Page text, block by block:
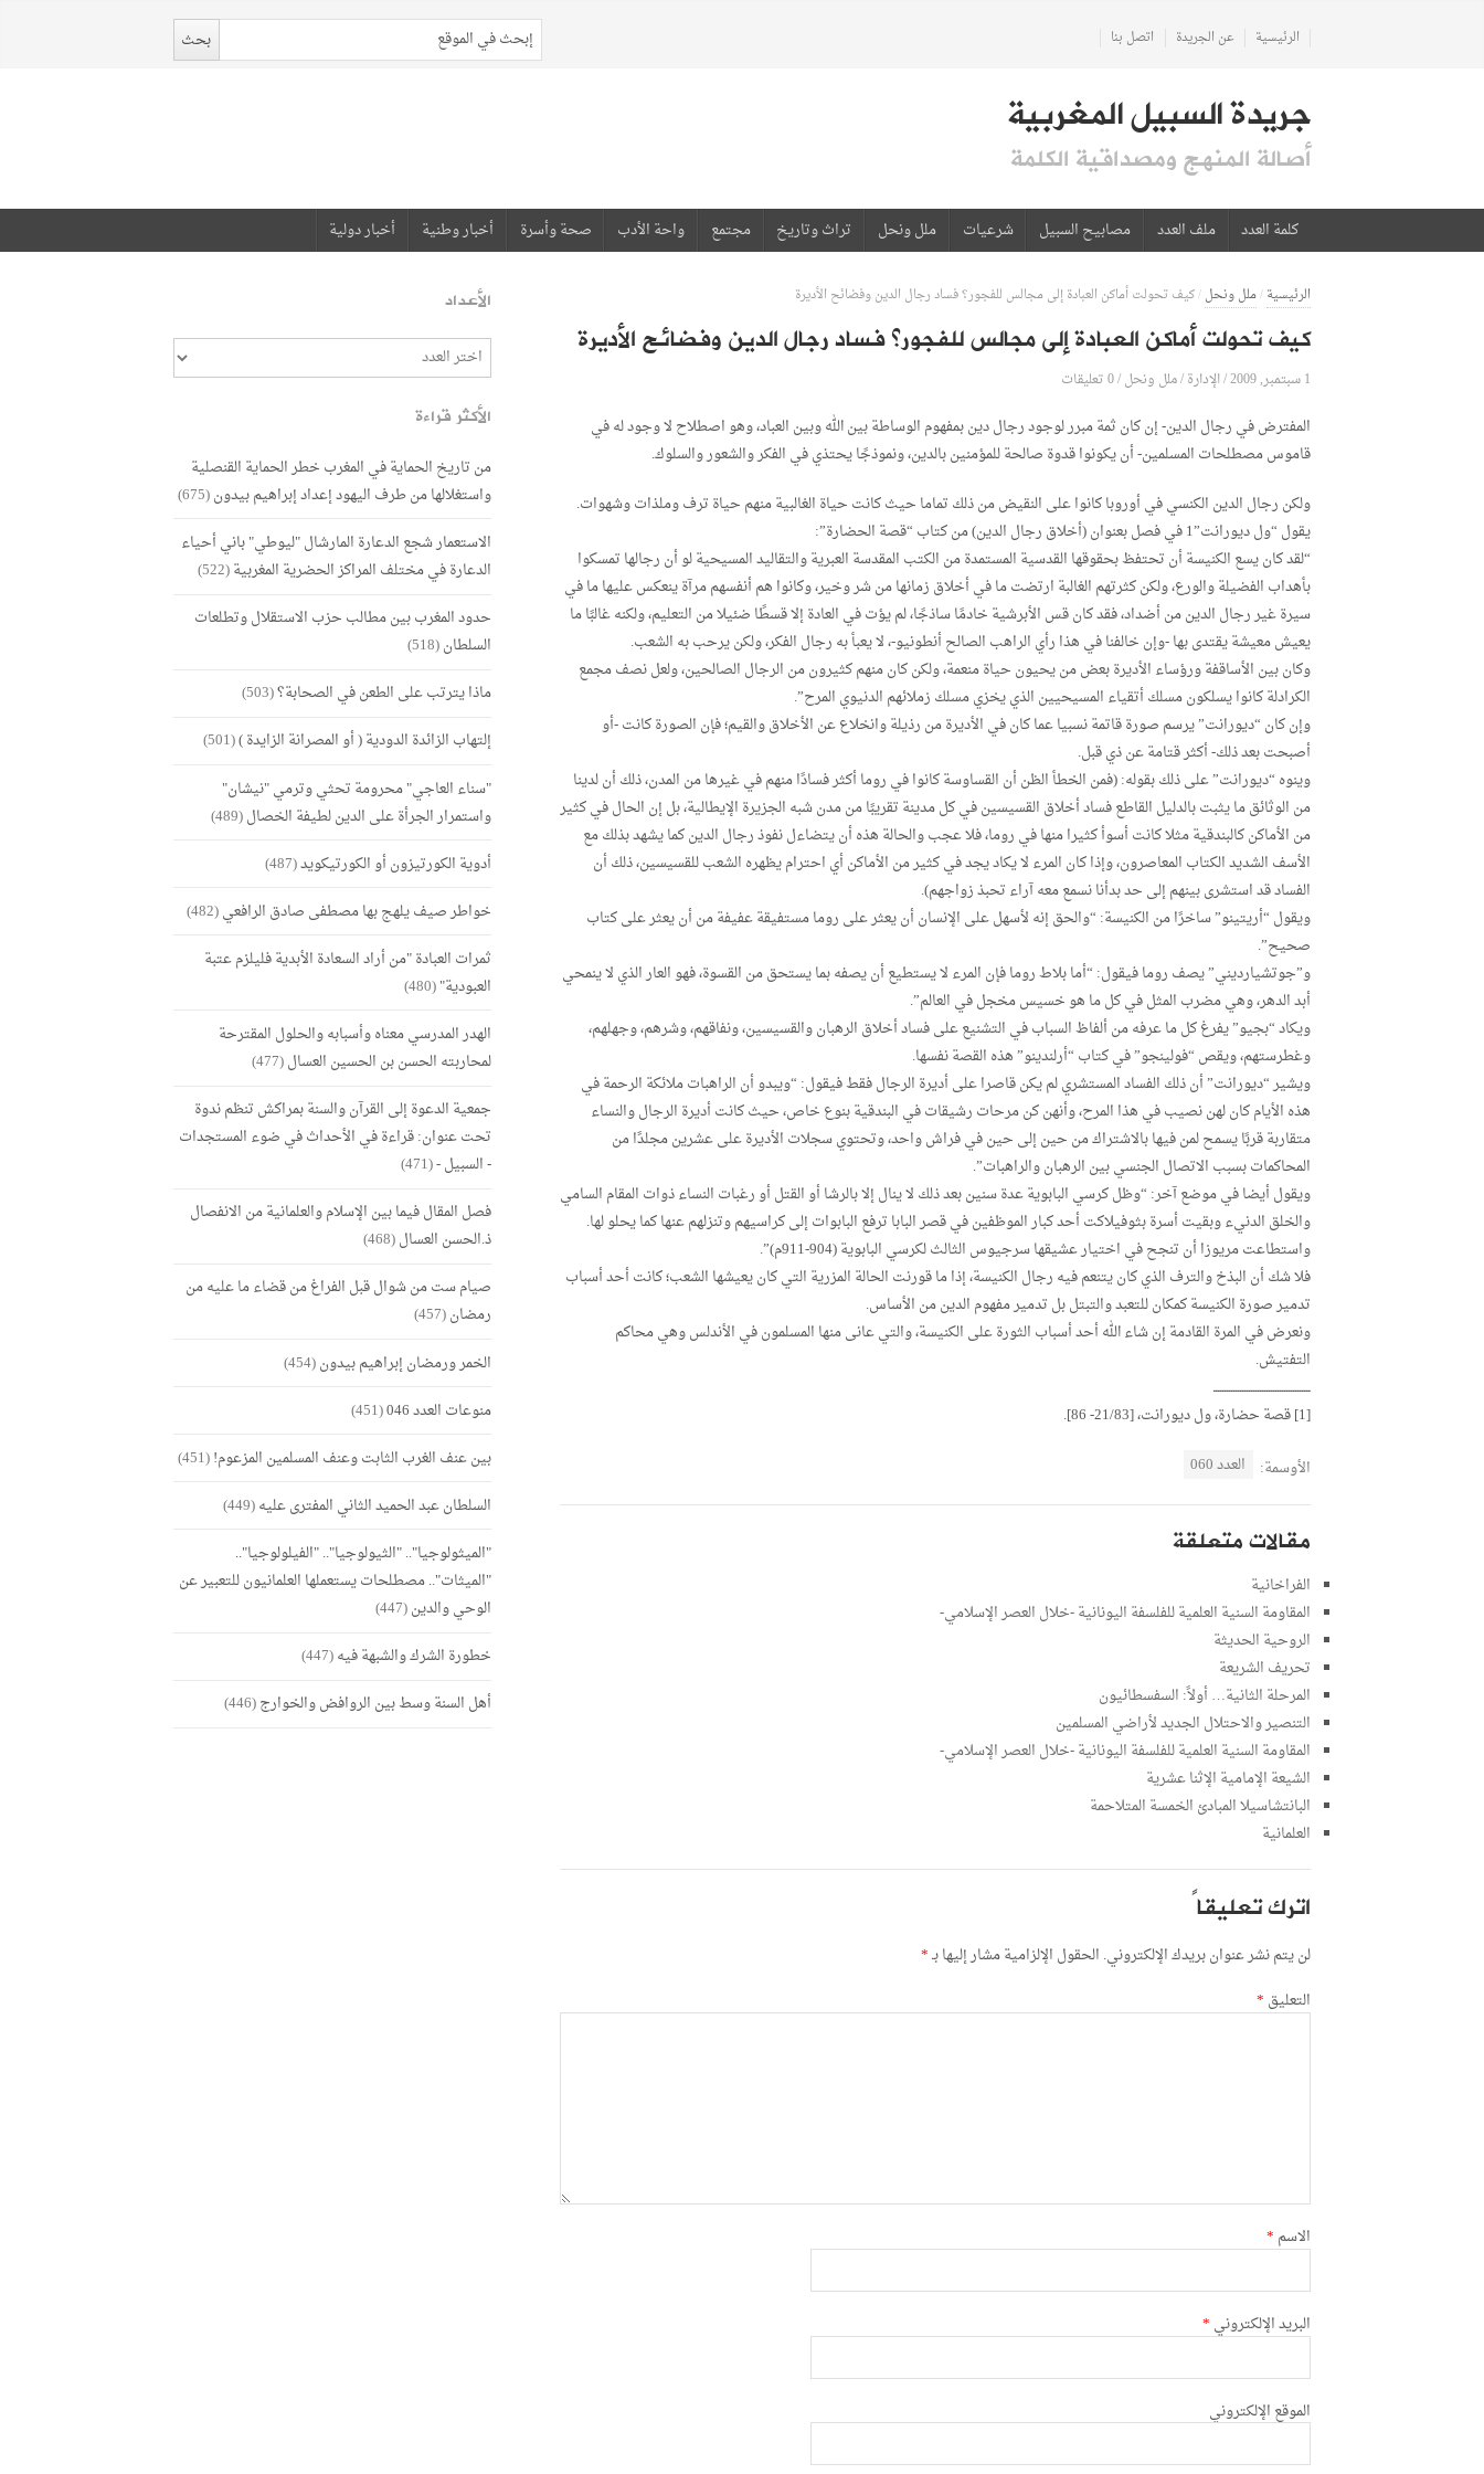
الرئيسية عن الجريدة اتصل بنا
جريدة السبيل المغربية
أصالة المنهج ومصداقية الكلمة
كلمة العدد ملف العدد مصابيح السبيل شرعيات ملل ونحل تراث وتاريخ مجتمع واحة الأدب صحة وأسرة أخبار وطنية أخبار دولية
الرئيسية/ملل ونحل/كيف تحولت أماكن العبادة إلى مجالس للفجور؟ فساد رجال الدين وفضائح الأديرة
كيف تحولت أماكن العبادة إلى مجالس للفجور؟ فساد رجال الدين وفضائح الأديرة
1 سبتمبر, 2009 /الإدارة/ملل ونحل/0 تعليقات
المفترض في رجال الدين- إن كان ثمة مبرر لوجود رجال دين بمفهوم الوساطة بين الله وبين العباد، وهو اصطلاح لا وجود له في
قاموس مصطلحات المسلمين- أن يكونوا قدوة صالحة للمؤمنين بالدين، ونموذجًا يحتذي في الفكر والشعور والسلوك.
ولكن رجال الدين الكنسي في أوروبا كانوا على النقيض من ذلك تماما حيث كانت حياة الغالبية منهم حياة ترف وملذات وشهوات.
يقول “ول ديورانت”1 في فصل بعنوان (أخلاق رجال الدين) من كتاب “قصة الحضارة”:
“لقد كان يسع الكنيسة أن تحتفظ بحقوقها القدسية المستمدة من الكتب المقدسة العبرية والتقاليد المسيحية لو أن رجالها تمسكوا
بأهداب الفضيلة والورع، ولكن كثرتهم الغالبة ارتضت ما في أخلاق زمانها من شر وخير، وكانوا هم أنفسهم مرآة ينعكس عليها ما في
سيرة غير رجال الدين من أضداد، فقد كان قس الأبرشية خادمًا ساذجًا، لم يؤت في العادة إلا قسطًا ضئيلا من التعليم، ولكنه غالبًا ما
يعيش معيشة يقتدى بها -وإن خالفنا في هذا رأي الراهب الصالح أنطونيو-، لا يعبأ به رجال الفكر، ولكن يرحب به الشعب.
وكان بين الأساقفة ورؤساء الأديرة بعض من يحيون حياة منعمة، ولكن كان منهم كثيرون من الرجال الصالحين، ولعل نصف مجمع
الكرادلة كانوا يسلكون مسلك أتقياء المسيحيين الذي يخزي مسلك زملائهم الدنيوي المرح”.
وإن كان “ديورانت” يرسم صورة قاتمة نسبيا عما كان في الأديرة من رذيلة وانخلاع عن الأخلاق والقيم؛ فإن الصورة كانت -أو
أصبحت بعد ذلك- أكثر قتامة عن ذي قبل.
وينوه “ديورانت” على ذلك بقوله: (فمن الخطأ الظن أن القساوسة كانوا في روما أكثر فسادًا منهم في غيرها من المدن، ذلك أن لدينا
من الوثائق ما يثبت بالدليل القاطع فساد أخلاق القسيسين في كل مدينة تقريبًا من مدن شبه الجزيرة الإيطالية، بل إن الحال في كثير
من الأماكن كالبندقية مثلا كانت أسوأ كثيرا منها في روما، فلا عجب والحالة هذه أن يتضاءل نفوذ رجال الدين كما يشهد بذلك مع
الأسف الشديد الكتاب المعاصرون، وإذا كان المرء لا يكاد يجد في كثير من الأماكن أي احترام يظهره الشعب للقسيسين، ذلك أن
الفساد قد استشرى بينهم إلى حد بدأنا نسمع معه آراء تحبذ زواجهم).
ويقول “أريتينو” ساخرًا من الكنيسة: “والحق إنه لأسهل على الإنسان أن يعثر على روما مستفيقة عفيفة من أن يعثر على كتاب
صحيح”.
و”جوتشيارديني” يصف روما فيقول: “أما بلاط روما فإن المرء لا يستطيع أن يصفه بما يستحق من القسوة، فهو العار الذي لا ينمحي
أبد الدهر، وهي مضرب المثل في كل ما هو خسيس مخجل في العالم”.
ويكاد “بجيو” يفرغ كل ما عرفه من ألفاظ السباب في التشنيع على فساد أخلاق الرهبان والقسيسين، ونفاقهم، وشرهم، وجهلهم،
وغطرستهم، ويقص “فولينجو” في كتاب “أرلندينو” هذه القصة نفسها.
ويشير “ديورانت” أن ذلك الفساد المستشري لم يكن قاصرا على أديرة الرجال فقط فيقول: “ويبدو أن الراهبات ملائكة الرحمة في
هذه الأيام كان لهن نصيب في هذا المرح، وأنهن كن مرحات رشيقات في البندقية بنوع خاص، حيث كانت أديرة الرجال والنساء
متقاربة قربًا يسمح لمن فيها بالاشتراك من حين إلى حين في فراش واحد، وتحتوي سجلات الأديرة على عشرين مجلدًا من
المحاكمات بسبب الاتصال الجنسي بين الرهبان والراهبات”.
ويقول أيضا في موضع آخر: “وظل كرسي البابوية عدة سنين بعد ذلك لا ينال إلا بالرشا أو القتل أو رغبات النساء ذوات المقام السامي
والخلق الدنيء وبقيت أسرة بثوفيلاكت أحد كبار الموظفين في قصر البابا ترفع البابوات إلى كراسيهم وتنزلهم عنها كما يحلو لها.
واستطاعت مريوزا أن تنجح في اختيار عشيقها سرجيوس الثالث لكرسي البابوية (904-911م)”.
فلا شك أن البذخ والترف الذي كان يتنعم فيه رجال الكنيسة، إذا ما قورنت الحالة المزرية التي كان يعيشها الشعب؛ كانت أحد أسباب
تدمير صورة الكنيسة كمكان للتعبد والتبتل بل تدمير مفهوم الدين من الأساس.
ونعرض في المرة القادمة إن شاء الله أحد أسباب الثورة على الكنيسة، والتي عانى منها المسلمون في الأندلس وهي محاكم
التفتيش.
ــــــــــــــــــــــــــــــــــــــــــــ
[1] قصة حضارة، ول ديورانت، [21/83- 86].
الأوسمة: العدد 060
مقالات متعلقة
الفراخانية
المقاومة السنية العلمية للفلسفة اليونانية -خلال العصر الإسلامي-
الروحية الحديثة
تحريف الشريعة
المرحلة الثانية… أولاً: السفسطائيون
التنصير والاحتلال الجديد لأراضي المسلمين
المقاومة السنية العلمية للفلسفة اليونانية -خلال العصر الإسلامي-
الشيعة الإمامية الإثنا عشرية
البانتشاسيلا المبادئ الخمسة المتلاحمة
العلمانية
اترك تعليقاً
لن يتم نشر عنوان بريدك الإلكتروني. الحقول الإلزامية مشار إليها بـ*
التعليق *
الاسم *
البريد الإلكتروني *
الموقع الإلكتروني
الأعداد
الأكثر قراءة
من تاريخ الحماية في المغرب خطر الحماية القنصلية
واستغلالها من طرف اليهود إعداد إبراهيم بيدون(675)
الاستعمار شجع الدعارة المارشال "ليوطي" باني أحياء
الدعارة في مختلف المراكز الحضرية المغربية(522)
حدود المغرب بين مطالب حزب الاستقلال وتطلعات
السلطان(518)
ماذا يترتب على الطعن في الصحابة؟(503)
إلتهاب الزائدة الدودية ( أو المصرانة الزايدة )(501)
"سناء العاجي" محرومة تحثي وترمي "نيشان"
واستمرار الجرأة على الدين لطيفة الخصال(489)
أدوية الكورتيزون أو الكورتيكويد(487)
خواطر صيف يلهج بها مصطفى صادق الرافعي(482)
ثمرات العبادة "من أراد السعادة الأبدية فليلزم عتبة
العبودية"(480)
الهدر المدرسي معناه وأسبابه والحلول المقترحة
لمحاربته الحسن بن الحسين العسال(477)
جمعية الدعوة إلى القرآن والسنة بمراكش تنظم ندوة
تحت عنوان: قراءة في الأحداث في ضوء المستجدات
- السبيل -(471)
فصل المقال فيما بين الإسلام والعلمانية من الانفصال
ذ.الحسن العسال(468)
صيام ست من شوال قبل الفراغ من قضاء ما عليه من
رمضان(457)
الخمر ورمضان إبراهيم بيدون(454)
منوعات العدد 046
(451)
بين عنف الغرب الثابت وعنف المسلمين المزعوم!(451)
السلطان عبد الحميد الثاني المفترى عليه(449)
"الميثولوجيا".. "الثيولوجيا".. "الفيلولوجيا"..
"الميثات".. مصطلحات يستعملها العلمانيون للتعبير عن
الوحي والدين(447)
خطورة الشرك والشبهة فيه(447)
أهل السنة وسط بين الروافض والخوارج(446)